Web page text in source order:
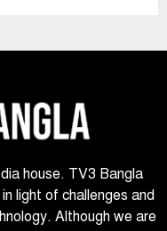
house. TV3 Bangla
light of challenges and
Although we are